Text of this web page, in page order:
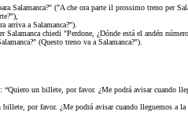
Salamanca?" ("A che ora parte il prossimo treno per
arriva a Salamanca?").
Salamanca chiedi "Perdone, ¿Dónde está el andén
(Questo treno va a Salamanca?").
un billete, por favor. ¿Me podrá avisar cuando
por favor. ¿Me podrá avisar cuando lleguemos a